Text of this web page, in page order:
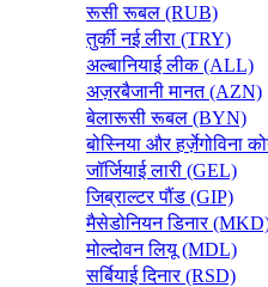
रूसी रूबल (RUB)
तुर्की नई लीरा (TRY)
अल्बानियाई लीक (ALL)
अज़रबैजानी मानत (AZN)
बेलारूसी रूबल (BYN)
बोस्निया और हर्ज़ेगोविना
जॉर्जियाई लारी (GEL)
जिब्राल्टर पौंड (GIP)
मैसेडोनियन डिनार
मोल्दोवन लियू (MDL)
सर्बियाई दिनार (RSD)